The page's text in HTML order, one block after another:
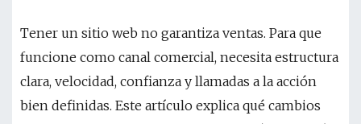
Tener un sitio web no garantiza ventas. Para que
funcione como canal comercial, necesita estructura
clara, velocidad, confianza y llamadas a la acción
bien definidas. Este artículo explica qué cambios